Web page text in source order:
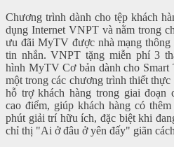
Chương trình dành cho tệp khách
dụng Internet VNPT và nằm trong
ưu đãi MyTV được nhà mạng thông
tin nhắn. VNPT tặng miễn phí 3
hình MyTV Cơ bản dành cho
một trong các chương trình thiết
hỗ trợ khách hàng trong giai đoạn
cao điểm, giúp khách hàng có
phút giải trí hữu ích, đặc biệt khi
chỉ thị "Ai ở đâu ở yên đấy" giãn